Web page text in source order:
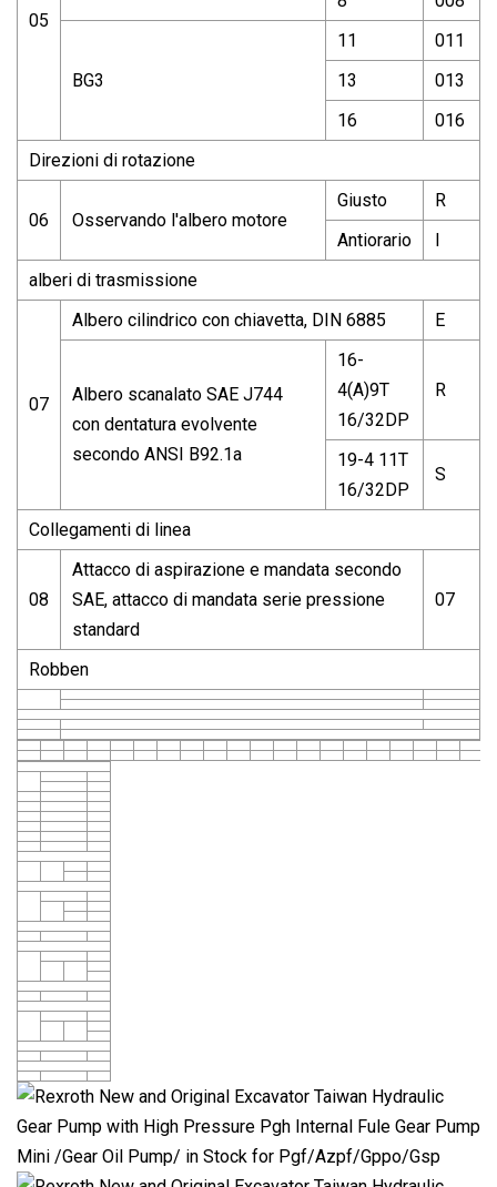
05
BG3
11
011
13
013
16
016
Direzioni di rotazione
06 Osservando l'albero motore
Giusto
R
Antiorario
l
alberi di trasmissione
07
Albero cilindrico con chiavetta, DIN 6885 E
Albero scanalato SAE J744
con dentatura evolvente
secondo ANSI B92.1a
16-
4(A)9T
16/32DP
R
19-4 11T
16/32DP
S
Collegamenti di linea
08
Attacco di aspirazione e mandata secondo
SAE, attacco di mandata serie pressione
standard
07
Robben